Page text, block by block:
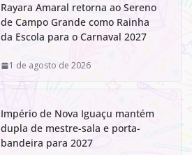
Rayara Amaral retorna ao Sereno
de Campo Grande como Rainha
da Escola para o Carnaval 2027
1 de agosto de 2026
Império de Nova Iguaçu mantém
dupla de mestre-sala e porta-
bandeira para 2027